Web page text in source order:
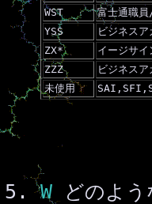
WST
富士通職
YSS
ビジネスア
ZX*
イージサイ
ZZZ
ビジネスア
未使用
W どのよう